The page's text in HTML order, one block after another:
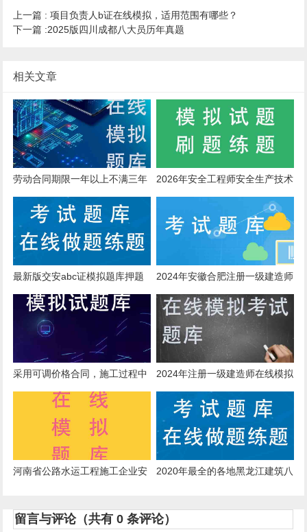
上一篇 : 项目负责人b证在线模拟，适用范围有哪些？
下一篇 :2025版四川成都八大员历年真题
相关文章
劳动合同期限一年以上不满三年
的，试用期不得超过()。
2026年安全工程师安全生产技术
最新版交安abc证模拟题库押题
2024年安徽合肥注册一级建造师
考核模拟试题
采用可调价格合同，施工过程中
发生()情况时，可以调整合同价
2024年注册一级建造师在线模拟
考试模拟试题
河南省公路水运工程施工企业安
2020年最全的各地黑龙江建筑八
留言与评论（共有0 条评论）